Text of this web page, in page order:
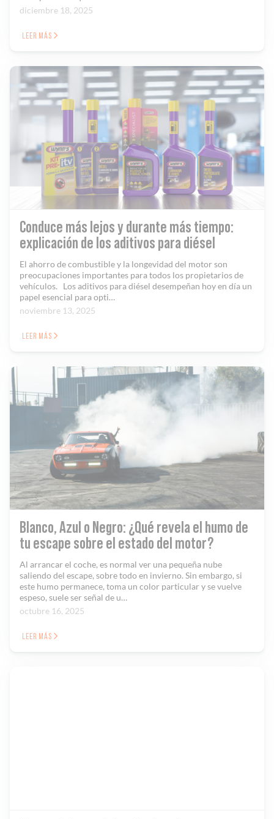
diciembre 18, 2025
LEER MÁS
Conduce más lejos y durante más tiempo:
explicación de los aditivos para diésel
El ahorro de combustible y la longevidad del motor son
preocupaciones importantes para todos los propietarios de
vehículos. Los aditivos para diésel desempeñan hoy en día un
papel esencial para opti…
noviembre 13, 2025
LEER MÁS
Blanco, Azul o Negro: ¿Qué revela el humo de
tu escape sobre el estado del motor?
Al arrancar el coche, es normal ver una pequeña nube
saliendo del escape, sobre todo en invierno. Sin embargo, si
este humo permanece, toma un color particular y se vuelve
espeso, suele ser señal de u…
octubre 16, 2025
LEER MÁS